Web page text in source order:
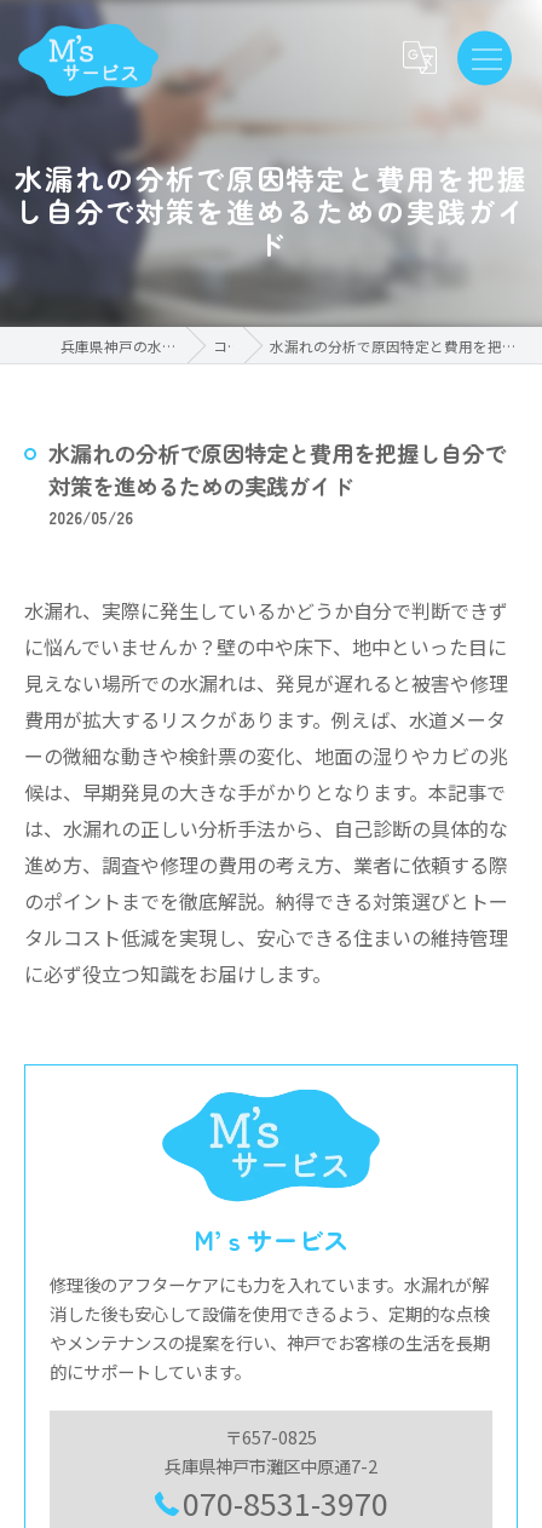
水漏れの分析で原因特定と費用を把握
し自分で対策を進めるための実践ガイ
ド
兵庫県神戸の水漏れならM'sサービス コラム 水漏れの分析で原因特定と費用を把握し自分で対策を進めるための実践ガイド
水漏れの分析で原因特定と費用を把握し自分で
対策を進めるための実践ガイド
2026/05/26
水漏れ、実際に発生しているかどうか自分で判断できず
に悩んでいませんか？壁の中や床下、地中といった目に
見えない場所での水漏れは、発見が遅れると被害や修理
費用が拡大するリスクがあります。例えば、水道メータ
ーの微細な動きや検針票の変化、地面の湿りやカビの兆
候は、早期発見の大きな手がかりとなります。本記事で
は、水漏れの正しい分析手法から、自己診断の具体的な
進め方、調査や修理の費用の考え方、業者に依頼する際
のポイントまでを徹底解説。納得できる対策選びとトー
タルコスト低減を実現し、安心できる住まいの維持管理
に必ず役立つ知識をお届けします。
M’ｓサービス
修理後のアフターケアにも力を入れています。水漏れが解
消した後も安心して設備を使用できるよう、定期的な点検
やメンテナンスの提案を行い、神戸でお客様の生活を長期
的にサポートしています。
〒657-0825
兵庫県神戸市灘区中原通7-2
070-8531-3970